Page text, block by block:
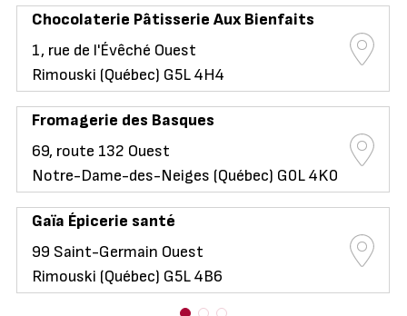
Chocolaterie Pâtisserie Aux Bienfaits
1, rue de l'Évêché Ouest
Rimouski (Québec) G5L 4H4
Fromagerie des Basques
69, route 132 Ouest
Notre-Dame-des-Neiges (Québec) G0L 4K0
Gaïa Épicerie santé
99 Saint-Germain Ouest
Rimouski (Québec) G5L 4B6